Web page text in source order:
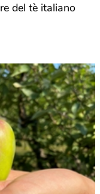
del tè italiano